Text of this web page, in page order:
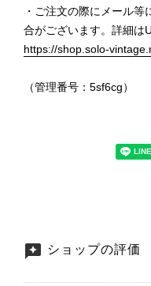
・ご注文の際にメール
合がございます。詳細は
https://shop.solo-
（管理番号：5sf6cg）
ショップの評価